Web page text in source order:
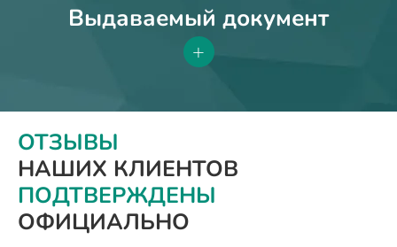
Выдаваемый документ
+
ОТЗЫВЫ
НАШИХ КЛИЕНТОВ
ПОДТВЕРЖДЕНЫ
ОФИЦИАЛЬНО